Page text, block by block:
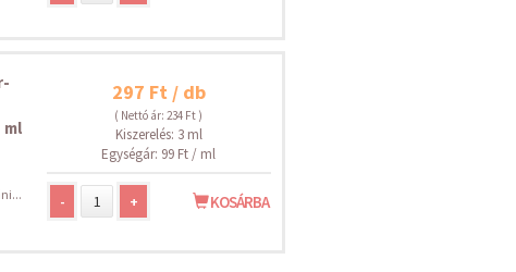
297 Ft / db
( Nettó ár: 234 Ft )
Kiszerelés: 3 ml
Egységár: 99 Ft / ml
- + KOSÁRBA